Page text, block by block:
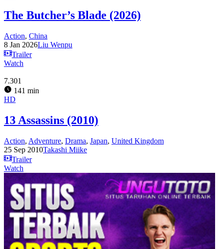
The Butcher’s Blade (2026)
Action, China
8 Jan 2026Liu Wenpu
Trailer
Watch
7.301
141 min
HD
13 Assassins (2010)
Action, Adventure, Drama, Japan, United Kingdom
25 Sep 2010Takashi Miike
Trailer
Watch